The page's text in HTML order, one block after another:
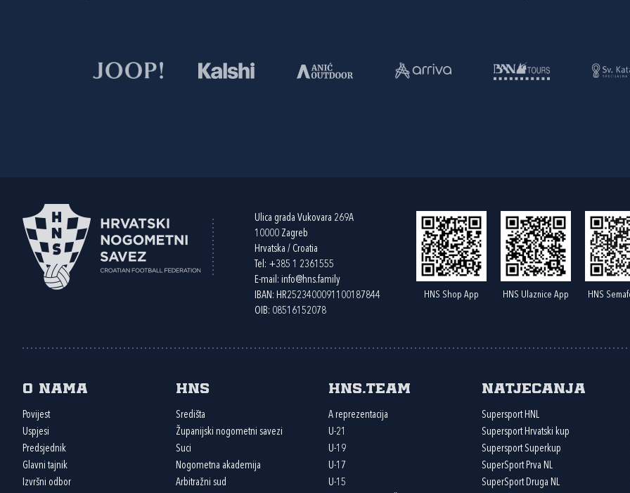
Ulica grada Vukovara 269A
10000 Zagreb
Hrvatska / Croatia
Tel: +385 1 2361555
E-mail: info@hns.family
IBAN: HR2523400091100187844
OIB: 08516152078
HNS Shop App HNS Ulaznice App HNS
O nama
Povijest
Uspjesi
Predsjednik
Glavni tajnik
Izvršni odbor
HNS
Središta
Županijski nogometni savezi
Suci
Nogometna akademija
Arbitražni sud
HNS.team
A reprezentacija
U-21
U-19
U-17
U-15
Natjecanja
Supersport HNL
Supersport Hrvatski kup
Supersport Superkup
SuperSport Prva NL
SuperSport Druga NL